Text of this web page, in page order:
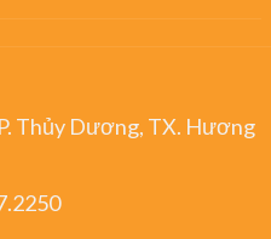
Thủy Dương, TX. Hương